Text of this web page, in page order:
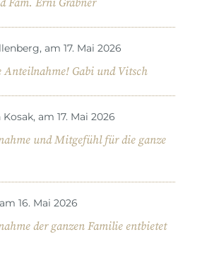
am 17. Mai 2026
Anteilnahme! Gabi und Vitsch
am 17. Mai 2026
und Mitgefühl für die ganze
16. Mai 2026
der ganzen Familie entbietet